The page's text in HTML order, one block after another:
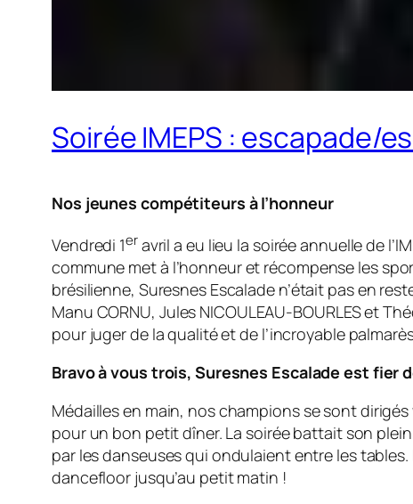
Soirée IMEPS : escapade/
Nos jeunes compétiteurs à l’honneur
Vendredi 1eravril a eu lieu la soirée annuelle de
commune met à l’honneur et récompense les
brésilienne, Suresnes Escalade n’était pas en
Manu CORNU, Jules NICOULEAU-BOURLES et
pour juger de la qualité et de l’incroyable
Bravo à vous trois, Suresnes Escalade est fier
Médailles en main, nos champions se sont
pour un bon petit dîner. La soirée battait son
par les danseuses qui ondulaient entre les
dancefloor jusqu’au petit matin !